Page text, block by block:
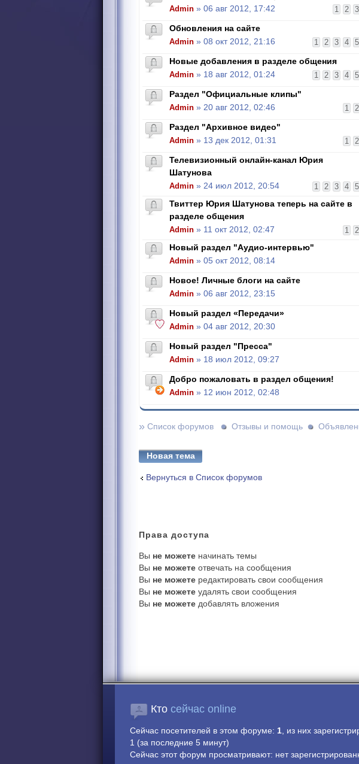
1 2 3
Admin » 06 авг 2012, 17:42
Обновления на сайте
1 2 3 4 5
Admin » 08 окт 2012, 21:16
Новые добавления в разделе общения
1 2 3 4 5
Admin » 18 авг 2012, 01:24
Раздел "Официальные клипы"
1 2
Admin » 20 авг 2012, 02:46
Раздел "Архивное видео"
1 2
Admin » 13 дек 2012, 01:31
Телевизионный онлайн-канал Юрия
Шатунова
1 2 3 4 5
Admin » 24 июл 2012, 20:54
Твиттер Юрия Шатунова теперь на сайте в
разделе общения
1 2
Admin » 11 окт 2012, 02:47
Новый раздел "Аудио-интервью"
Admin » 05 окт 2012, 08:14
Новое! Личные блоги на сайте
Admin » 06 авг 2012, 23:15
Новый раздел «Передачи»
Admin » 04 авг 2012, 20:30
Новый раздел "Пресса"
Admin » 18 июл 2012, 09:27
Добро пожаловать в раздел общения!
Admin » 12 июн 2012, 02:48
» Список форумов Отзывы и помощь
Новая тема
Вернуться в Список форумов
Права доступа
Вы не можете начинать темы
Вы не можете отвечать на сообщения
Вы не можете редактировать свои сообщения
Вы не можете удалять свои сообщения
Вы не можете добавлять вложения
Кто сейчас online
Сейчас посетителей в этом форуме: 1, из них
1 (за последние 5 минут)
Сейчас этот форум просматривают: нет